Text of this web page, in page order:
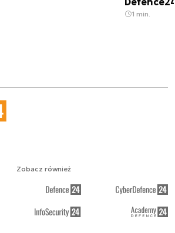
1 min.
Zobacz również